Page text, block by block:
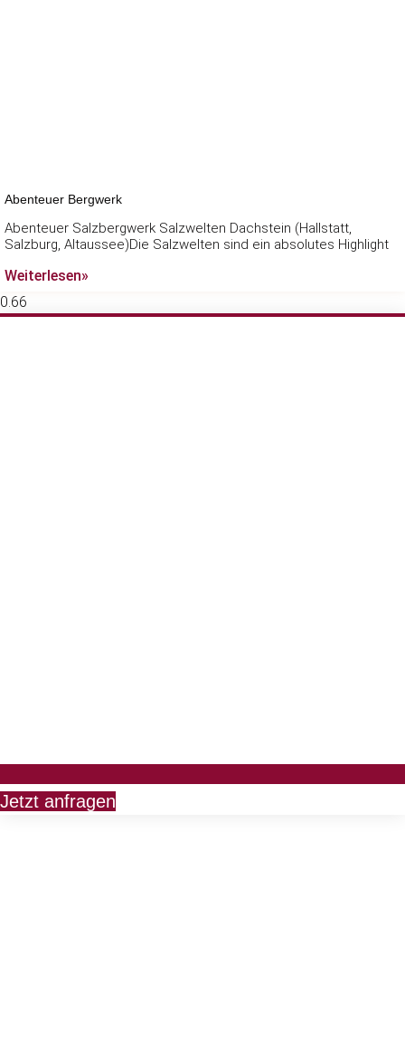
Abenteuer Bergwerk
Abenteuer Salzbergwerk Salzwelten Dachstein (Hallstatt,
Salzburg, Altaussee)Die Salzwelten sind ein absolutes Highlight
Weiterlesen»
Jetzt anfragen